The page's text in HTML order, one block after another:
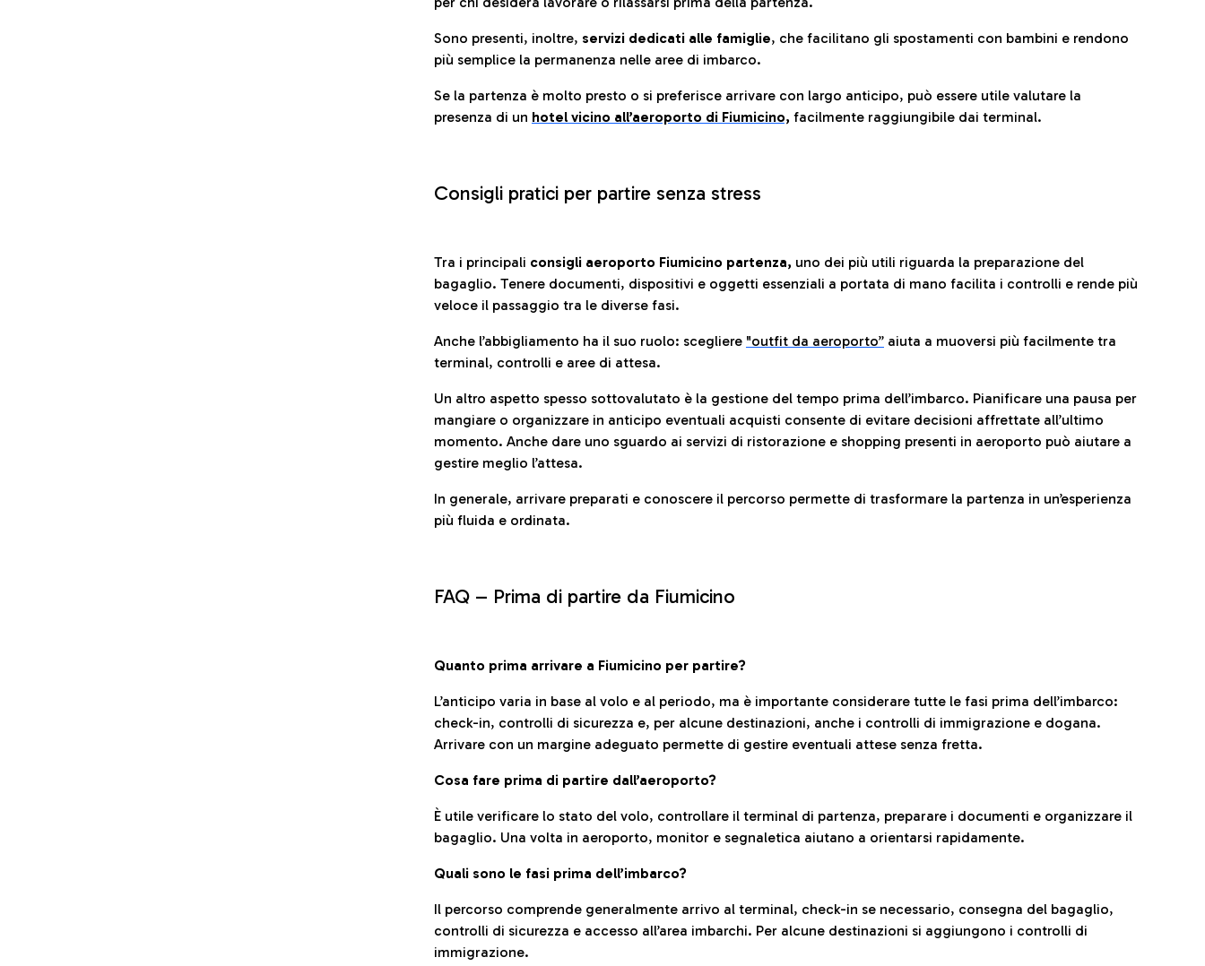
Sono presenti, inoltre, servizi dedicati alle famiglie, che facilitano gli spostamenti con bambini e rendono
più semplice la permanenza nelle aree di imbarco.
Se la partenza è molto presto o si preferisce arrivare con largo anticipo, può essere utile valutare la
presenza di un hotel vicino all’aeroporto di Fiumicino, facilmente raggiungibile dai terminal.
Consigli pratici per partire senza stress
Tra i principali consigli aeroporto Fiumicino partenza, uno dei più utili riguarda la preparazione del
bagaglio. Tenere documenti, dispositivi e oggetti essenziali a portata di mano facilita i controlli e rende più
veloce il passaggio tra le diverse fasi.
Anche l’abbigliamento ha il suo ruolo: scegliere "outfit da aeroporto” aiuta a muoversi più facilmente tra
terminal, controlli e aree di attesa.
Un altro aspetto spesso sottovalutato è la gestione del tempo prima dell’imbarco. Pianificare una pausa per
mangiare o organizzare in anticipo eventuali acquisti consente di evitare decisioni affrettate all’ultimo
momento. Anche dare uno sguardo ai servizi di ristorazione e shopping presenti in aeroporto può aiutare a
gestire meglio l’attesa.
In generale, arrivare preparati e conoscere il percorso permette di trasformare la partenza in un’esperienza
più fluida e ordinata.
FAQ – Prima di partire da Fiumicino
Quanto prima arrivare a Fiumicino per partire?
L’anticipo varia in base al volo e al periodo, ma è importante considerare tutte le fasi prima dell’imbarco:
check-in, controlli di sicurezza e, per alcune destinazioni, anche i controlli di immigrazione e dogana.
Arrivare con un margine adeguato permette di gestire eventuali attese senza fretta.
Cosa fare prima di partire dall’aeroporto?
È utile verificare lo stato del volo, controllare il terminal di partenza, preparare i documenti e organizzare il
bagaglio. Una volta in aeroporto, monitor e segnaletica aiutano a orientarsi rapidamente.
Quali sono le fasi prima dell’imbarco?
Il percorso comprende generalmente arrivo al terminal, check-in se necessario, consegna del bagaglio,
controlli di sicurezza e accesso all’area imbarchi. Per alcune destinazioni si aggiungono i controlli di
immigrazione.